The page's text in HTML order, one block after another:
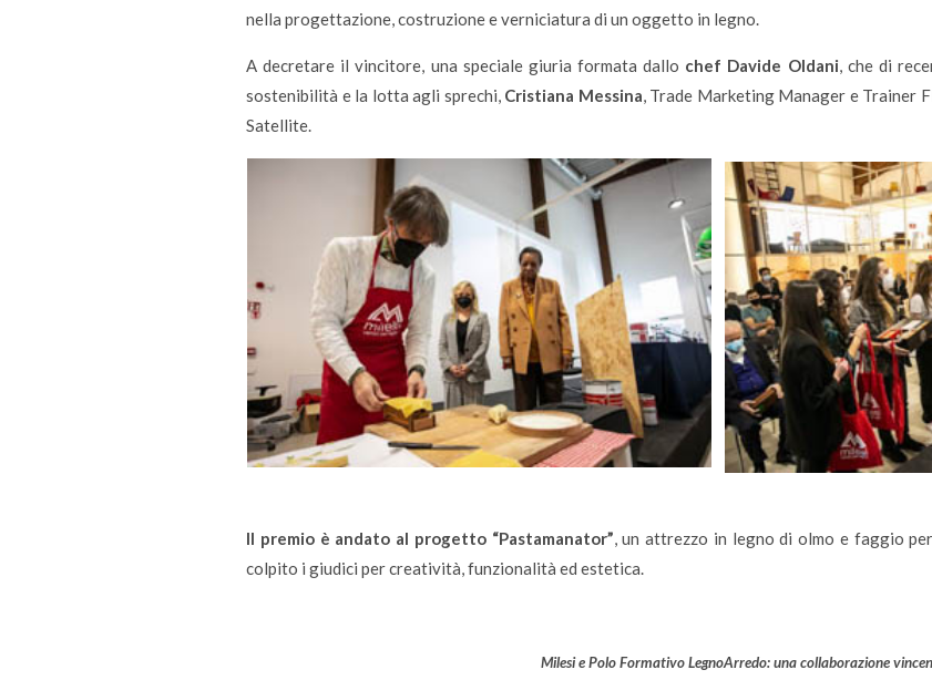
nella progettazione, costruzione e verniciatura di un oggetto in legno.
A decretare il vincitore, una speciale giuria formata dallo chef Davide Oldani, che di
sostenibilità e la lotta agli sprechi, Cristiana Messina, Trade Marketing Manager e Trainer
Satellite.
Il premio è andato al progetto “Pastamanator”, un attrezzo in legno di olmo e faggio
colpito i giudici per creatività, funzionalità ed estetica.
Milesi e Polo Formativo LegnoArredo: una collaborazione